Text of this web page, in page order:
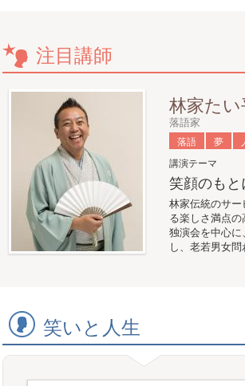
注目講師
林家たい
落語家
落語 夢
講演テーマ
笑顔のも
林家伝統のサ
る楽しさ満点
独演会を中心
し、老若男女問
笑いと人生